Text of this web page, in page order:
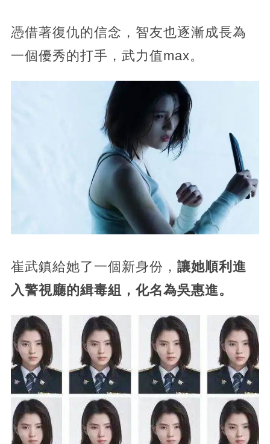
憑借著復仇的信念，智友也逐漸成長為
一個優秀的打手，武力值max。
崔武鎮給她了一個新身份， 讓她順利進
入警視廳的緝毒組，化名為吳惠進。